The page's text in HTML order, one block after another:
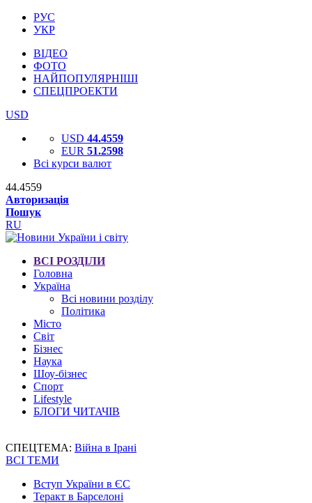
РУС
УКР
ВІДЕО
ФОТО
НАЙПОПУЛЯРНІШІ
СПЕЦПРОЕКТИ
USD
USD 44.4559
EUR 51.2598
Всі курси валют
44.4559
Авторизація
Пошук
RU
ВСІ РОЗДІЛИ
Головна
Україна
Всі новини розділу
Політика
Місто
Світ
Бізнес
Наука
Шоу-бізнес
Спорт
Lifestyle
БЛОГИ ЧИТАЧІВ
СПЕЦТЕМА: Війна в Ірані
ВСІ ТЕМИ
Вступ України в ЄС
Теракт в Барселоні